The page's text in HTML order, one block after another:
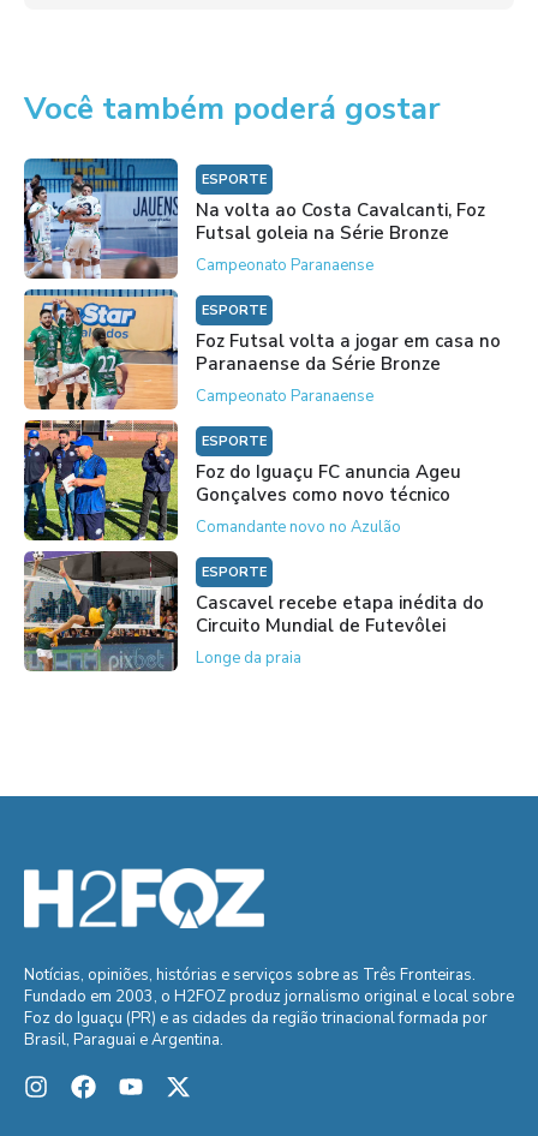
Você também poderá gostar
ESPORTE
Na volta ao Costa Cavalcanti, Foz
Futsal goleia na Série Bronze
Campeonato Paranaense
ESPORTE
Foz Futsal volta a jogar em casa no
Paranaense da Série Bronze
Campeonato Paranaense
ESPORTE
Foz do Iguaçu FC anuncia Ageu
Gonçalves como novo técnico
Comandante novo no Azulão
ESPORTE
Cascavel recebe etapa inédita do
Circuito Mundial de Futevôlei
Longe da praia
Notícias, opiniões, histórias e serviços sobre as Três Fronteiras.
Fundado em 2003, o H2FOZ produz jornalismo original e local sobre
Foz do Iguaçu (PR) e as cidades da região trinacional formada por
Brasil, Paraguai e Argentina.